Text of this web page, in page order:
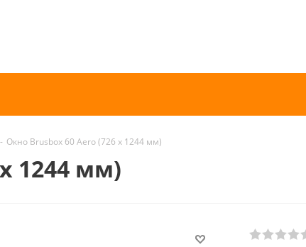
- Окно Brusbox 60 Aero (726 х 1244 мм)
1244 мм)